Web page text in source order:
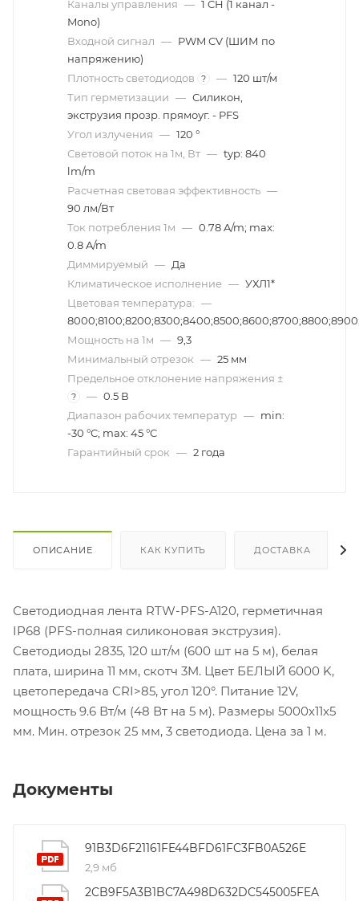
Каналы управления — 1 CH (1 канал -
Mono)
Входной сигнал — PWM СV (ШИМ по
напряжению)
Плотность светодиодов
? — 120 шт/м
Тип герметизации — Силикон,
экструзия прозр. прямоуг. - PFS
Угол излучения — 120 °
Световой поток на 1м, Вт — typ: 840
lm/m
Расчетная световая эффективность —
90 лм/Вт
Ток потребления 1м — 0.78 A/m; max:
0.8 A/m
Диммируeмый — Да
Климатическое исполнение — УХЛ1*
Цветовая температура: —
Мощность на 1м — 9,3
Минимальный отрезок — 25 мм
Предельное отклонение напряжения ±
? — 0.5 В
Диапазон рабочих температур — min:
-30 °C; max: 45 °C
Гарантийный срок — 2 года
ОПИСАНИЕ КАК КУПИТЬ ДОСТАВКА
Светодиодная лента RTW-PFS-A120, герметичная
IP68 (PFS-полная силиконовая экструзия).
Светодиоды 2835, 120 шт/м (600 шт на 5 м), белая
плата, ширина 11 мм, скотч 3M. Цвет БЕЛЫЙ 6000 K,
цветопередача CRI>85, угол 120°. Питание 12V,
мощность 9.6 Вт/м (48 Вт на 5 м). Размеры 5000x11x5
мм. Мин. отрезок 25 мм, 3 светодиода. Цена за 1 м.
Документы
91B3D6F21161FE44BFD61FC3FB0A526E
2,9 мб
2CB9F5A3B1BC7A498D632DC545005FEA